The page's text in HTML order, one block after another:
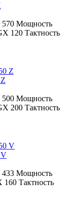
570 Мощность
120 Тактность
500 Мощность
200 Тактность
V
433 Мощность
160 Тактность